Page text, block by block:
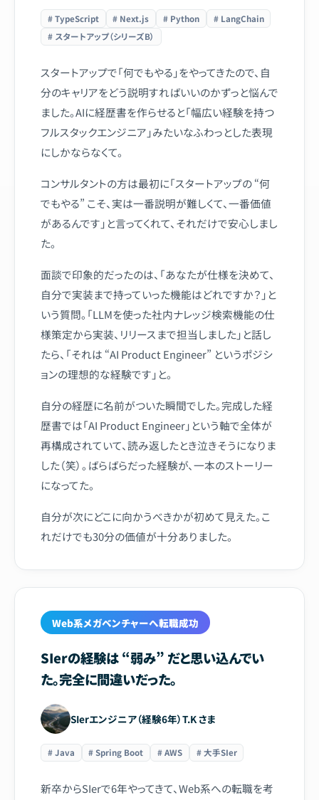
# TypeScript # Next.js # Python
# LangChain
# スタートアップ（シリーズB）
スタートアップで「何でもやる」をやってきたので、自
分のキャリアをどう説明すればいいのかずっと悩んで
ました。AIに経歴書を作らせると「幅広い経験を持つ
フルスタックエンジニア」みたいなふわっとした表現
にしかならなくて。
コンサルタントの方は最初に「スタートアップの “何
でもやる” こそ、実は一番説明が難しくて、一番価値
があるんです」と言ってくれて、それだけで安心しまし
た。
面談で印象的だったのは、「あなたが仕様を決めて、
自分で実装まで持っていった機能はどれですか？」と
いう質問。「LLMを使った社内ナレッジ検索機能の仕
様策定から実装、リリースまで担当しました」と話し
たら、「それは “AI Product Engineer” というポジシ
ョンの理想的な経験です」と。
自分の経歴に名前がついた瞬間でした。完成した経
歴書では「AI Product Engineer」という軸で全体が
再構成されていて、読み返したとき泣きそうになりま
した（笑）。ばらばらだった経験が、一本のストーリー
になってた。
自分が次にどこに向かうべきかが初めて見えた。こ
れだけでも30分の価値が十分ありました。
Web系メガベンチャーへ転職成功
SIerの経験は “弱み” だと思い込んでい
た。完全に間違いだった。
SIerエンジニア（経験6年）T.K さま
# Java # Spring Boot # AWS # 大手SIer
新卒からSIerで6年やってきて、Web系への転職を考